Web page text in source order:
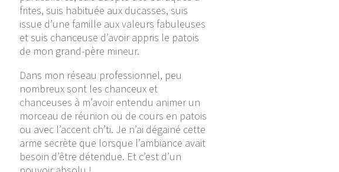
frites, suis habituée aux ducasses, suis
issue d’une famille aux valeurs fabuleuses
et suis chanceuse d’avoir appris le patois
de mon grand-père mineur.
Dans mon réseau professionnel, peu
nombreux sont les chanceux et
chanceuses à m’avoir entendu animer un
morceau de réunion ou de cours en patois
ou avec l’accent ch’ti. Je n’ai dégainé cette
arme secrète que lorsque l’ambiance avait
besoin d’être détendue. Et c’est d’un